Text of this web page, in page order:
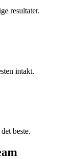
resultater.
intakt.
beste.